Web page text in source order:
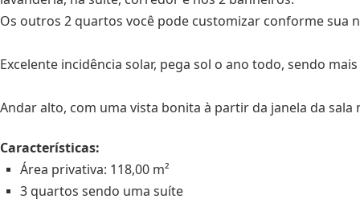
Os outros 2 quartos você pode customizar conforme sua
Excelente incidência solar, pega sol o ano todo, sendo
Andar alto, com uma vista bonita à partir da janela da
Características:
Área privativa: 118,00 m²
3 quartos sendo uma suíte